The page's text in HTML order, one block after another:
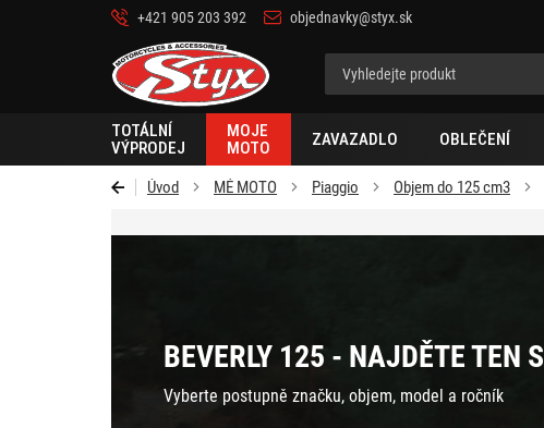
+421 905 203 392 objednavky@styx.sk
Styx-
cz
TOTÁLNÍ
VÝPRODEJ
MOJE
MOTO
ZAVAZADLO OBLEČENÍ
Úvod MÉ MOTO Piaggio Objem do 125 cm3
BEVERLY 125 - NAJDĚTE TEN
Vyberte postupně značku, objem, model a ročník